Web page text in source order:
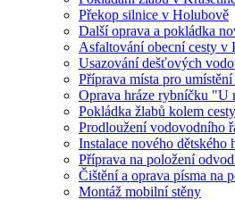
Překop silnice v Holubově
Další oprava a pokládka
Asfaltování obecní cesty v
Usazování dešťových
Příprava místa pro
Oprava hráze rybníčku "U
Pokládka žlabů kolem
Prodloužení vodovodního
Instalace nového dětského
Příprava na položení
Čištění a oprava písma na
Montáž mobilní stěny